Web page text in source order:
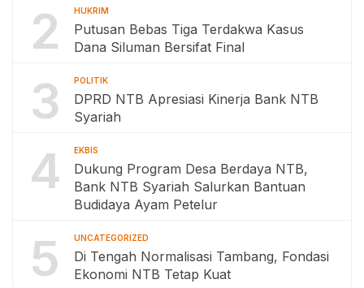
2 HUKRIM
Putusan Bebas Tiga Terdakwa Kasus
Dana Siluman Bersifat Final
3 POLITIK
DPRD NTB Apresiasi Kinerja Bank NTB
Syariah
4 EKBIS
Dukung Program Desa Berdaya NTB,
Bank NTB Syariah Salurkan Bantuan
Budidaya Ayam Petelur
5 UNCATEGORIZED
Di Tengah Normalisasi Tambang, Fondasi
Ekonomi NTB Tetap Kuat